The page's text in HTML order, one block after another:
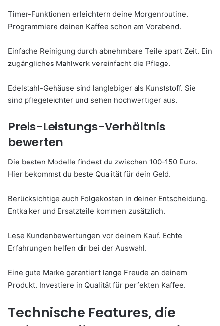
Timer-Funktionen erleichtern deine Morgenroutine.
Programmiere deinen Kaffee schon am Vorabend.
Einfache Reinigung durch abnehmbare Teile spart Zeit. Ein
zugängliches Mahlwerk vereinfacht die Pflege.
Edelstahl-Gehäuse sind langlebiger als Kunststoff. Sie
sind pflegeleichter und sehen hochwertiger aus.
Preis-Leistungs-Verhältnis
bewerten
Die besten Modelle findest du zwischen 100-150 Euro.
Hier bekommst du beste Qualität für dein Geld.
Berücksichtige auch Folgekosten in deiner Entscheidung.
Entkalker und Ersatzteile kommen zusätzlich.
Lese Kundenbewertungen vor deinem Kauf. Echte
Erfahrungen helfen dir bei der Auswahl.
Eine gute Marke garantiert lange Freude an deinem
Produkt. Investiere in Qualität für perfekten Kaffee.
Technische Features, die